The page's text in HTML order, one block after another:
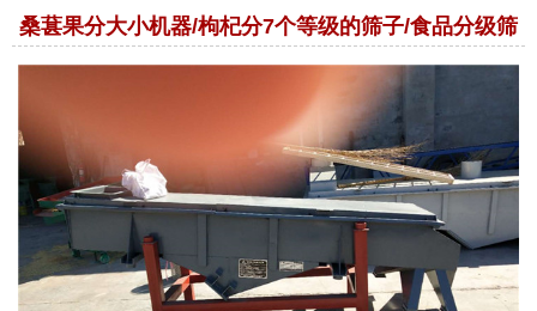
桑葚果分大小机器/枸杞分7个等级的筛子/食品分级筛